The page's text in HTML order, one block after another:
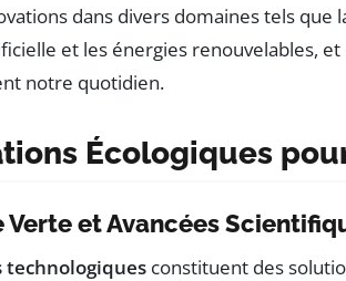
Écologiques
Verte et Avancées
constituent des